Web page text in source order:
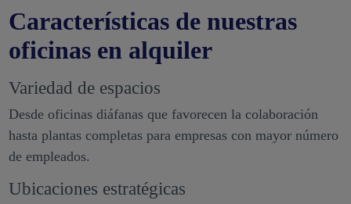
Características de nuestras
oficinas en alquiler
Variedad de espacios
Desde oficinas diáfanas que favorecen la colaboración
hasta plantas completas para empresas con mayor número
de empleados.
Ubicaciones estratégicas